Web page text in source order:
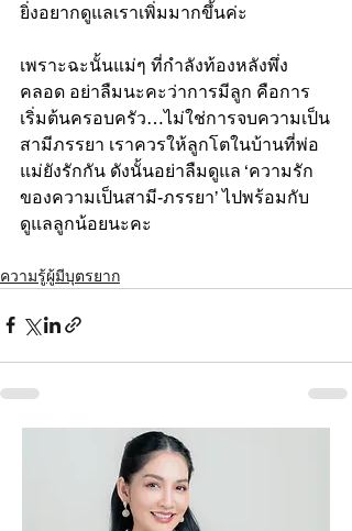
ยิ่งอยากดูแลเราเพิ่มมากขึ้นค่ะ
เพราะฉะนั้นแม่ๆ ที่กำลังท้องหลังพึ่ง
คลอด อย่าลืมนะคะว่าการมีลูก คือการ
เริ่มต้นครอบครัว…ไม่ใช่การจบความเป็น
สามีภรรยา เราควรให้ลูกโตในบ้านที่พ่อ
แม่ยังรักกัน ดังนั้นอย่าลืมดูแล ‘ความรัก
ของความเป็นสามี-ภรรยา’ ไปพร้อมกับ
ดูแลลูกน้อยนะคะ
ความรู้ผู้มีบุตรยาก